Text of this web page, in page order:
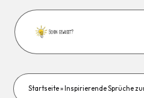
Startseite» Inspirierende Sprüche